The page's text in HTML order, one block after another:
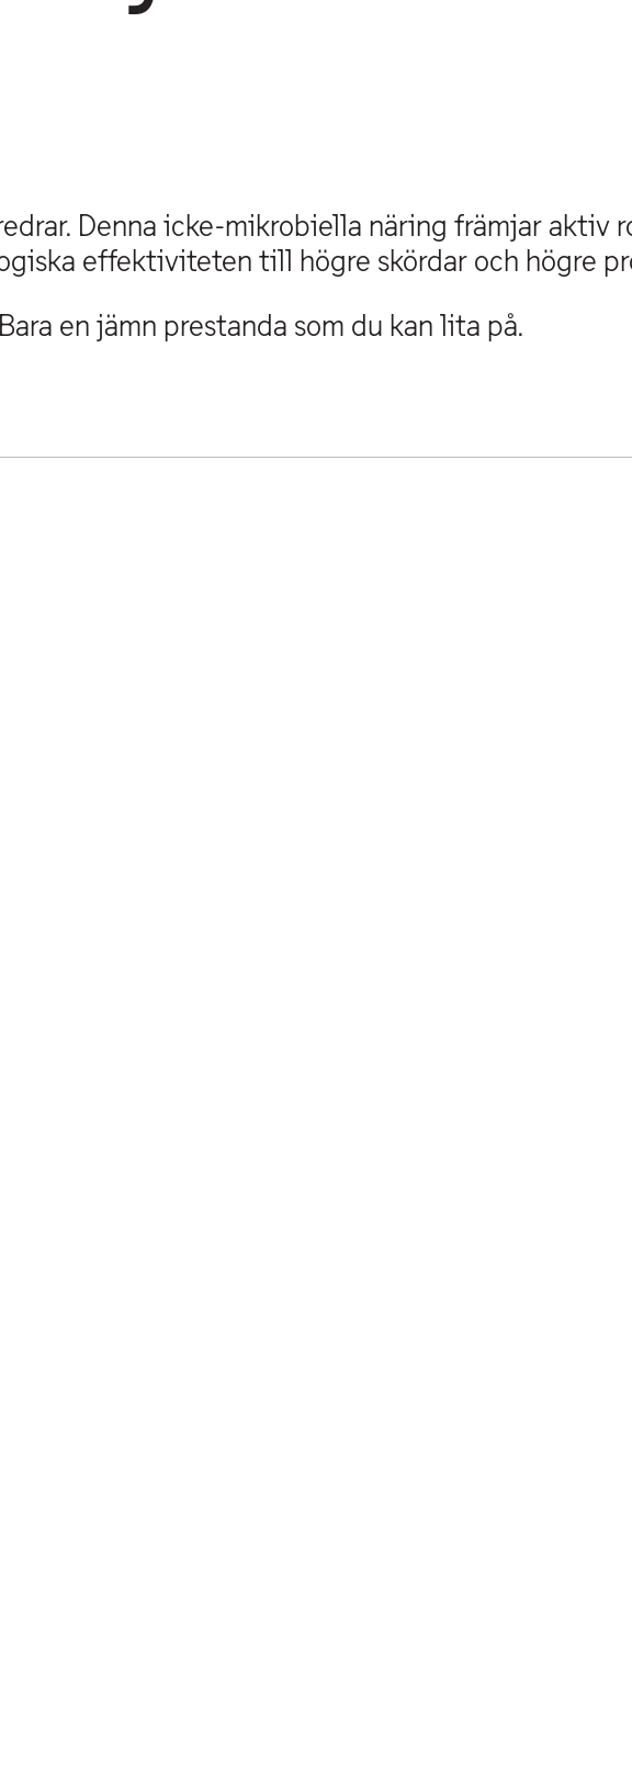
Denna icke-mikrobiella näring främjar aktiv
effektiviteten till högre skördar och högre
en jämn prestanda som du kan lita på.